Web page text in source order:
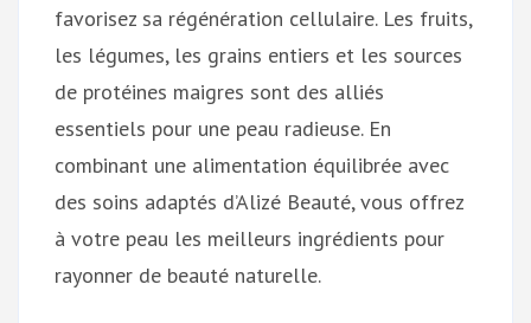
favorisez sa régénération cellulaire. Les fruits,
les légumes, les grains entiers et les sources
de protéines maigres sont des alliés
essentiels pour une peau radieuse. En
combinant une alimentation équilibrée avec
des soins adaptés d’Alizé Beauté, vous offrez
à votre peau les meilleurs ingrédients pour
rayonner de beauté naturelle.